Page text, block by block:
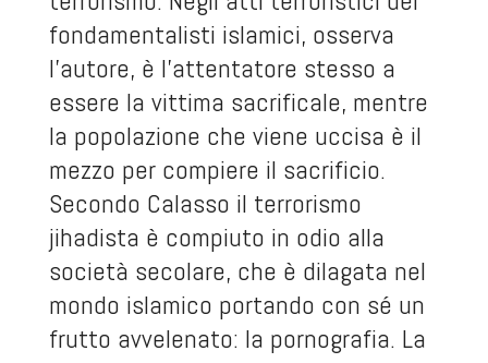
fondamentalisti islamici, osserva
l'autore, è l'attentatore stesso a
essere la vittima sacrificale, mentre
la popolazione che viene uccisa è il
mezzo per compiere il sacrificio.
Secondo Calasso il terrorismo
jihadista è compiuto in odio alla
società secolare, che è dilagata nel
mondo islamico portando con sé un
frutto avvelenato: la pornografia. La